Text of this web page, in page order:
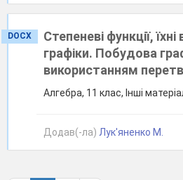
DOCX
Степеневі функції,
графіки. Побудова
використанням
Алгебра, 11 клас, Інші
Додав(-ла) Лук'яненко М.